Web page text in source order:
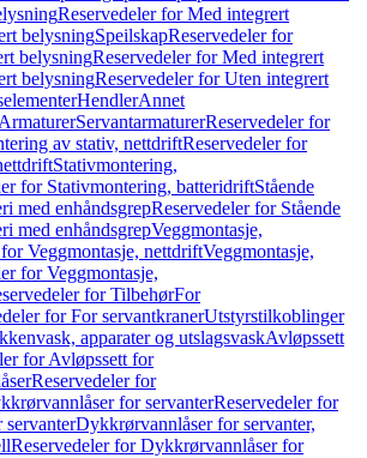
Reservedeler for Med integrert
belysningSpeilskapReservedeler for
belysningReservedeler for Med integrert
belysningReservedeler for Uten integrert
HendlerAnnet
ServantarmaturerReservedeler for
av stativ, nettdriftReservedeler for
Stativmontering,
for Stativmontering, batteridriftStående
med enhåndsgrepReservedeler for Stående
med enhåndsgrepVeggmontasje,
Veggmontasje, nettdriftVeggmontasje,
for Veggmontasje,
for TilbehørFor
for For servantkranerUtstyrstilkoblinger
apparater og utslagsvaskAvløpssett
for Avløpssett for
Reservedeler for
for servanterReservedeler for
Dykkrørvannlåser for servanter,
Reservedeler for Dykkrørvannlåser for